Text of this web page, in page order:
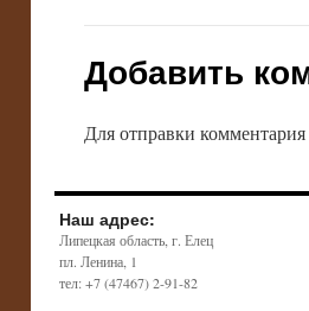
Добавить
Для отправки
Наш адрес:
Липецкая область, г. Елец
пл. Ленина, 1
тел: +7 (47467) 2-91-82